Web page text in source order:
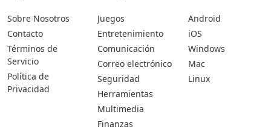
Sobre Nosotros
Contacto
Términos de
Servicio
Política de
Privacidad
Juegos
Entretenimiento
Comunicación
Correo electrónico
Seguridad
Herramientas
Multimedia
Finanzas
Android
iOS
Windows
Mac
Linux